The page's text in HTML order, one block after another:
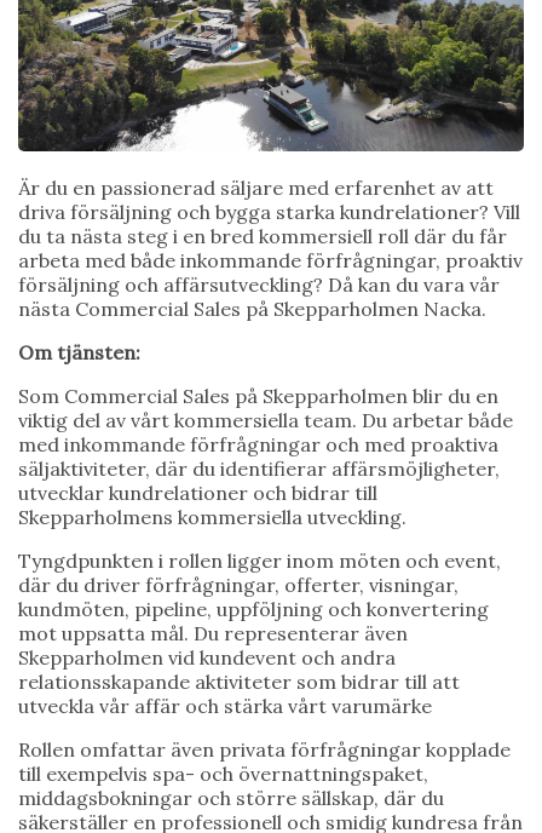
Är du en passionerad säljare med erfarenhet av att
driva försäljning och bygga starka kundrelationer? Vill
du ta nästa steg i en bred kommersiell roll där du får
arbeta med både inkommande förfrågningar, proaktiv
försäljning och affärsutveckling? Då kan du vara vår
nästa Commercial Sales på Skepparholmen Nacka.
Om tjänsten:
Som Commercial Sales på Skepparholmen blir du en
viktig del av vårt kommersiella team. Du arbetar både
med inkommande förfrågningar och med proaktiva
säljaktiviteter, där du identifierar affärsmöjligheter,
utvecklar kundrelationer och bidrar till
Skepparholmens kommersiella utveckling.
Tyngdpunkten i rollen ligger inom möten och event,
där du driver förfrågningar, offerter, visningar,
kundmöten, pipeline, uppföljning och konvertering
mot uppsatta mål. Du representerar även
Skepparholmen vid kundevent och andra
relationsskapande aktiviteter som bidrar till att
utveckla vår affär och stärka vårt varumärke
Rollen omfattar även privata förfrågningar kopplade
till exempelvis spa- och övernattningspaket,
middagsbokningar och större sällskap, där du
säkerställer en professionell och smidig kundresa från